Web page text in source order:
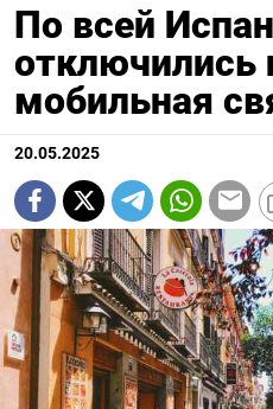
По всей
отключились
мобильная
20.05.2025